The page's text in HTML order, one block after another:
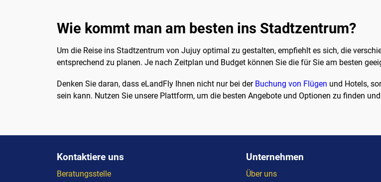
Wie kommt man am besten ins Stadtzentrum?
Um die Reise ins Stadtzentrum von Jujuy optimal zu gestalten, empfiehlt es sich, die
entsprechend zu planen. Je nach Zeitplan und Budget können Sie die für Sie am besten
Denken Sie daran, dass eLandFly Ihnen nicht nur bei der Buchung von Flügen und Hotels,
sein kann. Nutzen Sie unsere Plattform, um die besten Angebote und Optionen zu finden
Kontaktiere uns
Beratungsstelle
Unternehmen
Über uns